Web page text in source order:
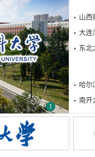
1 2
山西
大连
东北
哈尔
南开